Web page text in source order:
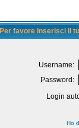
Per favore inserisci il
Username:
Password:
Login
Ho